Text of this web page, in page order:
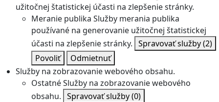
užitočnej štatistickej účasti na zlepšenie stránky.
Meranie publika Služby merania publika
používané na generovanie užitočnej štatistickej
účasti na zlepšenie stránky. Spravovať služby(2)
Povoliť
Odmietnuť
Služby na zobrazovanie webového obsahu.
OstatnéSlužby na zobrazovanie webového
obsahu. Spravovať služby(0)